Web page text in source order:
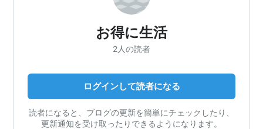
お得に生活
2人の読者
ログインして読者になる
読者になると、ブログの更新を簡単にチェックしたり、
更新通知を受け取ったりできるようになります。